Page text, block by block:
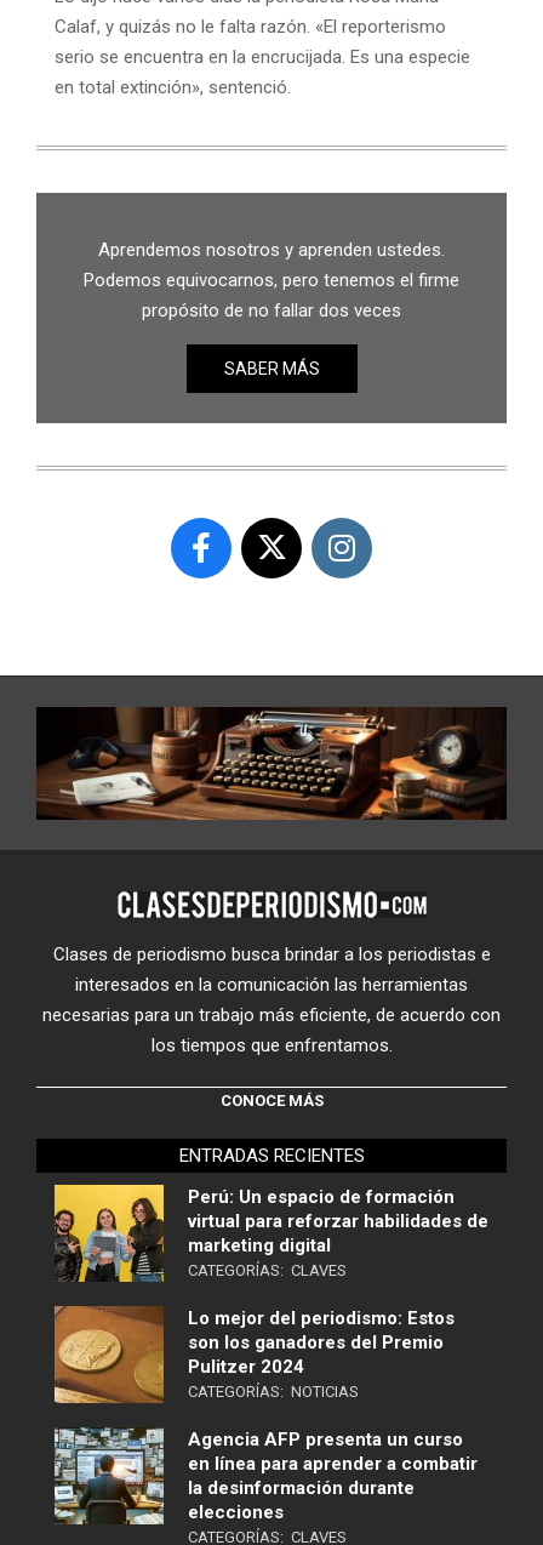
Calaf, y quizás no le falta razón. «El reporterismo
serio se encuentra en la encrucijada. Es una especie
en total extinción», sentenció.
Aprendemos nosotros y aprenden ustedes.
Podemos equivocarnos, pero tenemos el firme
propósito de no fallar dos veces
SABER MÁS
Clases de periodismo busca brindar a los periodistas e
interesados en la comunicación las herramientas
necesarias para un trabajo más eficiente, de acuerdo con
los tiempos que enfrentamos.
CONOCE MÁS
ENTRADAS RECIENTES
Perú: Un espacio de formación
virtual para reforzar habilidades de
marketing digital
CATEGORÍAS: CLAVES
Lo mejor del periodismo: Estos
son los ganadores del Premio
Pulitzer 2024
CATEGORÍAS: NOTICIAS
Agencia AFP presenta un curso
en línea para aprender a combatir
la desinformación durante
elecciones
CATEGORÍAS: CLAVES